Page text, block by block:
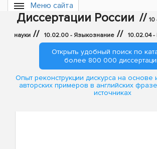
Меню сайта
Диссертации России //
науки // 10.02.00 - Языкознание // 10.02.04
Открыть удобный поиск по
более 800 000
Опыт реконструкции дискурса на основе
авторских примеров в английских
источниках